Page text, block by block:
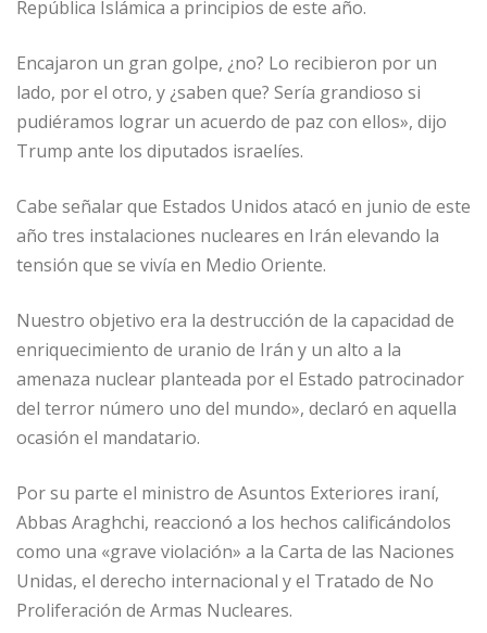
República Islámica a principios de este año.
Encajaron un gran golpe, ¿no? Lo recibieron por un
lado, por el otro, y ¿saben que? Sería grandioso si
pudiéramos lograr un acuerdo de paz con ellos», dijo
Trump ante los diputados israelíes.
Cabe señalar que Estados Unidos atacó en junio de este
año tres instalaciones nucleares en Irán elevando la
tensión que se vivía en Medio Oriente.
Nuestro objetivo era la destrucción de la capacidad de
enriquecimiento de uranio de Irán y un alto a la
amenaza nuclear planteada por el Estado patrocinador
del terror número uno del mundo», declaró en aquella
ocasión el mandatario.
Por su parte el ministro de Asuntos Exteriores iraní,
Abbas Araghchi, reaccionó a los hechos calificándolos
como una «grave violación» a la Carta de las Naciones
Unidas, el derecho internacional y el Tratado de No
Proliferación de Armas Nucleares.